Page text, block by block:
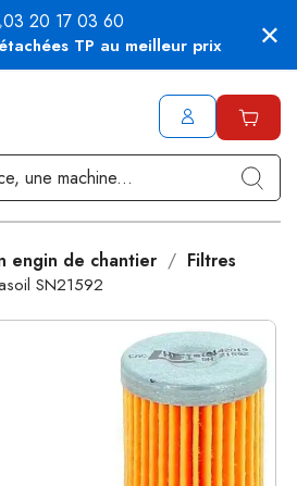
TP au meilleur prix
03 20 17 03 60
engin de chantier
Filtres
SN21592